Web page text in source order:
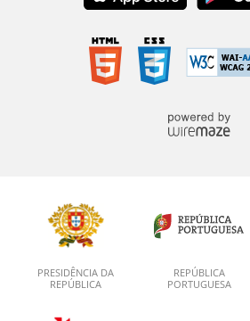
PRESIDÊNCIA DA
REPÚBLICA
REPÚBLICA
PORTUGUESA